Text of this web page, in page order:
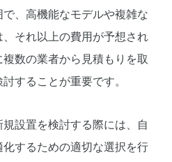
、高機能なモデルや複雑な
それ以上の費用が予想され
数の業者から見積もりを取
することが重要です。
設置を検討する際には、自
するための適切な選択を行